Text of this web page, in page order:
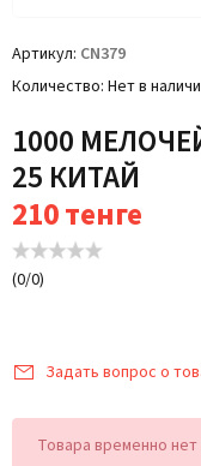
Артикул CN379
Количество Нет в
1000
25 КИТАЙ
210тенге
(0/0)
Задать вопрос о
Товара временно нет